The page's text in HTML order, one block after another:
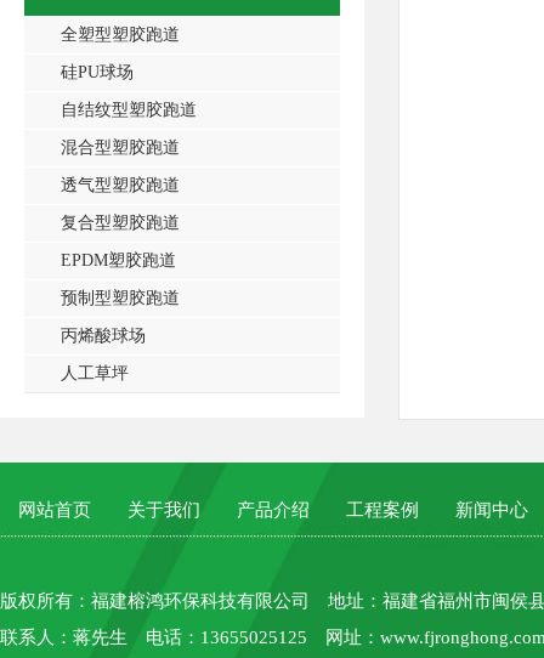
全塑型塑胶跑道
硅PU球场
自结纹型塑胶跑道
混合型塑胶跑道
透气型塑胶跑道
复合型塑胶跑道
EPDM塑胶跑道
预制型塑胶跑道
丙烯酸球场
人工草坪
网站首页 关于我们 产品介绍 工程案例 新闻中心
版权所有： 福建榕鸿环保科技有限公司
地址：福建省福州市闽侯
联系人：蒋先生 电话：13655025125 网址：